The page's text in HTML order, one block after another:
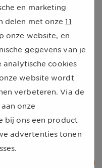
Ben je
en marketing
delen met onze 11
onze website, en
gegevens van je
analytische cookies
website wordt
verbeteren. Via de
onze
bij ons een product
advertenties tonen